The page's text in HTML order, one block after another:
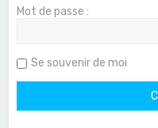
Mot de passe :
Se souvenir de moi